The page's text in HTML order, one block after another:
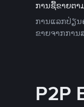
ການຊື້ຂາຍຕາ
ການແລກປ່ຽນ
ຂາຍຈາກການ
P2P